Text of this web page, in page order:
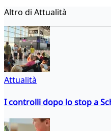
Altro di Attualità
Attualità
I controlli dopo lo stop a